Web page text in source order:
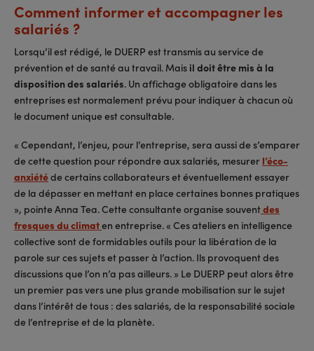
Comment informer et accompagner les
salariés ?
Lorsqu’il est rédigé, le DUERP est transmis au service de
prévention et de santé au travail. Mais il doit être mis à la
disposition des salariés. Un affichage obligatoire dans les
entreprises est normalement prévu pour indiquer à chacun où
le document unique est consultable.
« Cependant, l’enjeu, pour l’entreprise, sera aussi de s’emparer
de cette question pour répondre aux salariés, mesurer l’éco-
anxiétéde certains collaborateurs et éventuellement essayer
de la dépasser en mettant en place certaines bonnes pratiques
», pointe Anna Tea. Cette consultante organise souventdes
fresques du climaten entreprise. « Ces ateliers en intelligence
collective sont de formidables outils pour la libération de la
parole sur ces sujets et passer à l’action. Ils provoquent des
discussions que l’on n’a pas ailleurs. » Le DUERP peut alors être
un premier pas vers une plus grande mobilisation sur le sujet
dans l’intérêt de tous : des salariés, de la responsabilité sociale
de l’entreprise et de la planète.